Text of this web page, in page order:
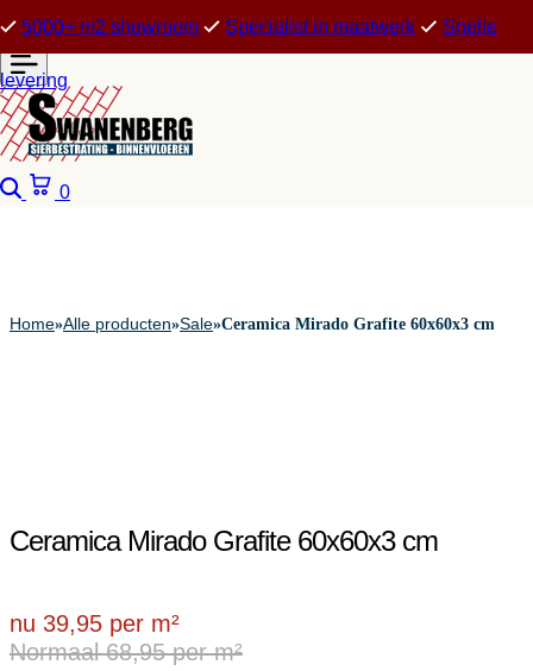
5000+ m2 showroom Specialist in maatwerk Snelle
levering
Zoeken
0
Home»Alle producten»Sale»Ceramica Mirado Grafite 60x60x3 cm
Ceramica Mirado Grafite 60x60x3 cm
nu 39,95 per m²
Normaal 68,95 per m²